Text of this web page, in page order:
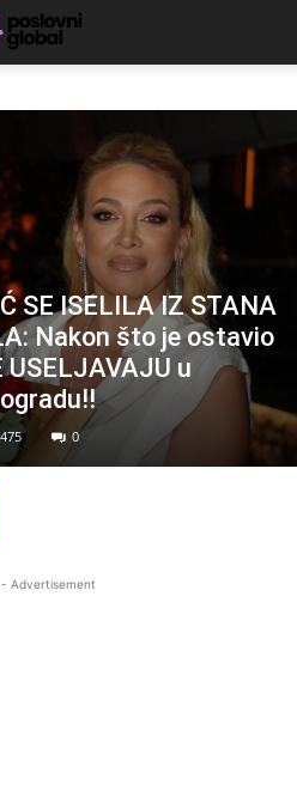
SE ISELILA IZ STANA
Nakon što je ostavio
USELJAVAJU u
475 0
- Advertisement